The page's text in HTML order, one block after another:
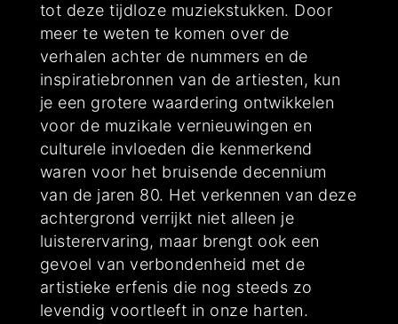
tot deze tijdloze muziekstukken. Door
meer te weten te komen over de
verhalen achter de nummers en de
inspiratiebronnen van de artiesten, kun
je een grotere waardering ontwikkelen
voor de muzikale vernieuwingen en
culturele invloeden die kenmerkend
waren voor het bruisende decennium
van de jaren 80. Het verkennen van deze
achtergrond verrijkt niet alleen je
luisterervaring, maar brengt ook een
gevoel van verbondenheid met de
artistieke erfenis die nog steeds zo
levendig voortleeft in onze harten.